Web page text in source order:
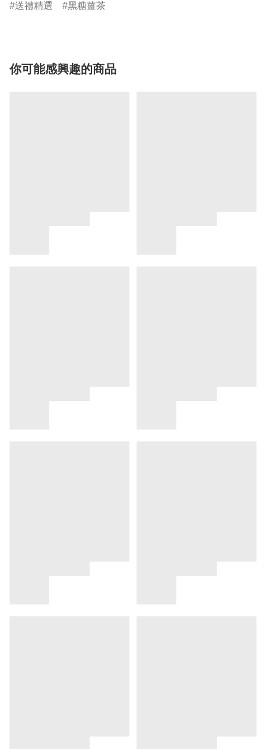
送禮精選 黑糖薑茶
你可能感興趣的商品